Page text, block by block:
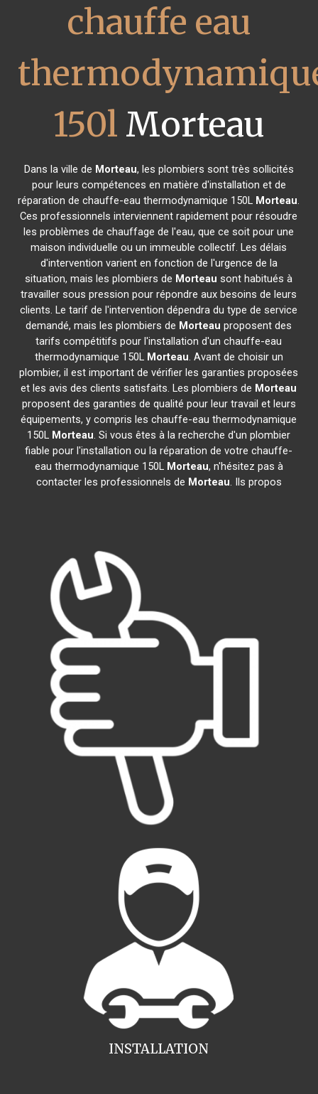
chauffe eau
150l Morteau
Dans la ville de Morteau, les plombiers sont très sollicités
pour leurs compétences en matière d'installation et de
réparation de chauffe-eau thermodynamique 150L Morteau.
Ces professionnels interviennent rapidement pour résoudre
les problèmes de chauffage de l'eau, que ce soit pour une
maison individuelle ou un immeuble collectif. Les délais
d'intervention varient en fonction de l'urgence de la
situation, mais les plombiers de Morteau sont habitués à
travailler sous pression pour répondre aux besoins de leurs
clients. Le tarif de l'intervention dépendra du type de service
demandé, mais les plombiers de Morteau proposent des
tarifs compétitifs pour l'installation d'un chauffe-eau
thermodynamique 150L Morteau. Avant de choisir un
plombier, il est important de vérifier les garanties proposées
et les avis des clients satisfaits. Les plombiers de Morteau
proposent des garanties de qualité pour leur travail et leurs
équipements, y compris les chauffe-eau thermodynamique
150L Morteau. Si vous êtes à la recherche d'un plombier
fiable pour l'installation ou la réparation de votre chauffe-
eau thermodynamique 150L Morteau, n'hésitez pas à
contacter les professionnels de Morteau. Ils propos
INSTALLATION